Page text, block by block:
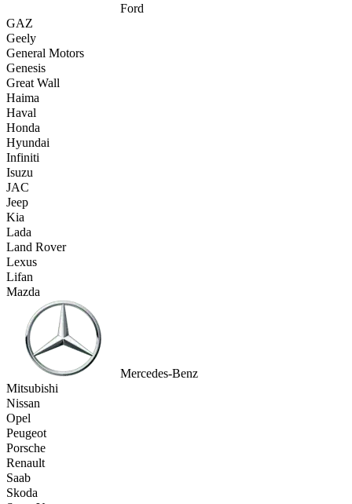
Ford
GAZ
Geely
General Motors
Genesis
Great Wall
Haima
Haval
Honda
Hyundai
Infiniti
Isuzu
JAC
Jeep
Kia
Lada
Land Rover
Lexus
Lifan
Mazda
Mercedes-Benz
Mitsubishi
Nissan
Opel
Peugeot
Porsche
Renault
Saab
Skoda